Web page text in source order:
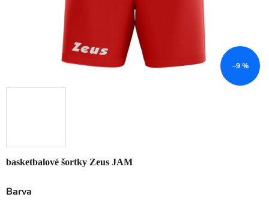
basketbalové šortky Zeus JAM
Barva
–9 %